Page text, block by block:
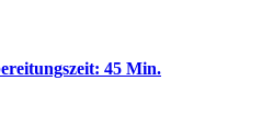
45 Min.